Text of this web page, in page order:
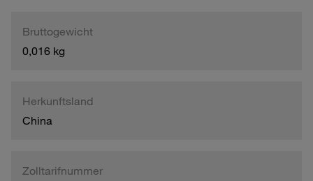
Bruttogewicht
0,016 kg
Herkunftsland
China
Zolltarifnummer